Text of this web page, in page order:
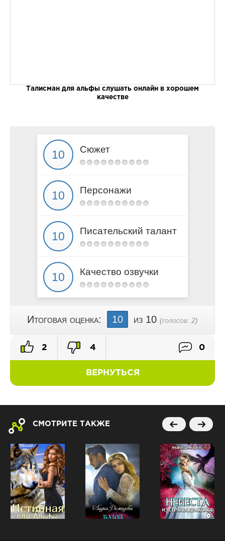
Талисман для альфы слушать онлайн в хорошем
качестве
Сюжет
Персонажи
Писательский талант
Качество озвучки
Итоговая оценка: 10 из 10 (голосов: 2)
ВЕРНУТЬСЯ
2 4 0
СМОТРИТЕ ТАКЖЕ